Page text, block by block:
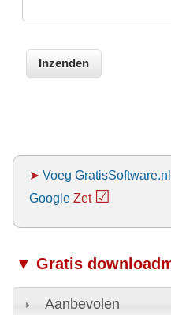
➤ Voeg
Google Zet ☑
▼ Gratis
Aanbevolen